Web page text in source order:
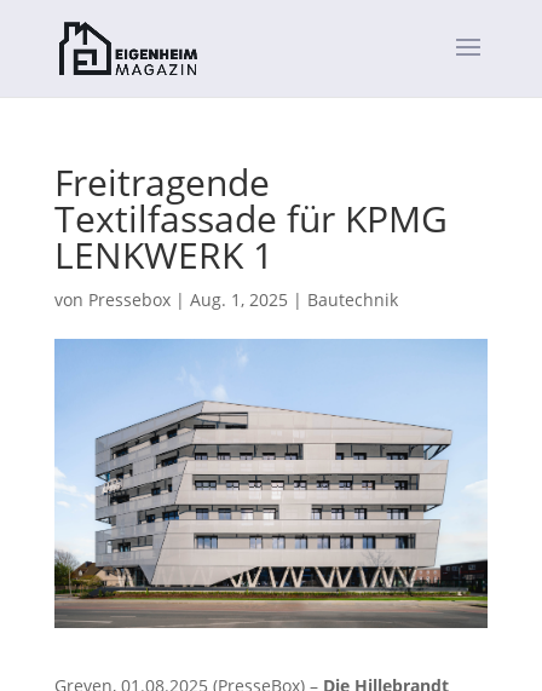
Freitragende
Textilfassade für KPMG
LENKWERK 1
von Pressebox| Aug. 1, 2025 | Bautechnik
Greven, 01.08.2025 (PresseBox) – Die Hillebrandt